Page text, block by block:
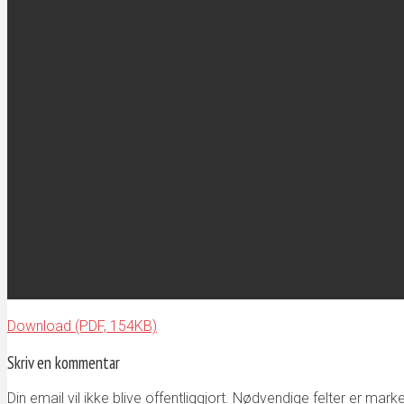
Download (PDF, 154KB)
Skriv en kommentar
Din email vil ikke blive offentliggjort. Nødvendige felter er